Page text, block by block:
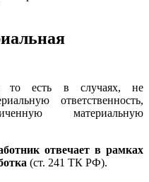
то есть в случаях, не
ответственность,
материальную
отвечает в рамках
(ст. 241 ТК РФ).